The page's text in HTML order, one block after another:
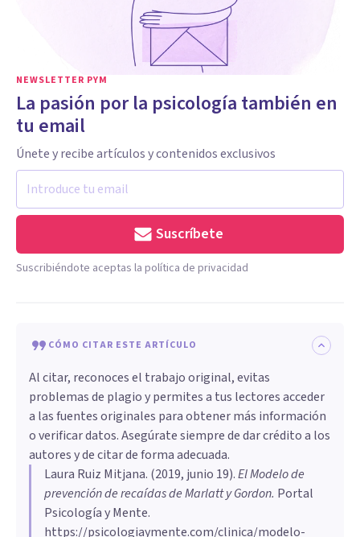
NEWSLETTER PYM
La pasión por la psicología también en
tu email
Únete y recibe artículos y contenidos exclusivos
Suscríbete
Suscribiéndote aceptas la política de privacidad
CÓMO CITAR ESTE ARTÍCULO
Al citar, reconoces el trabajo original, evitas
problemas de plagio y permites a tus lectores acceder
a las fuentes originales para obtener más información
o verificar datos. Asegúrate siempre de dar crédito a los
autores y de citar de forma adecuada.
Laura Ruiz Mitjana. (2019, junio 19).El Modelo de
prevención de recaídas de Marlatt y Gordon. Portal
Psicología y Mente.
https://psicologiaymente.com/clinica/modelo-